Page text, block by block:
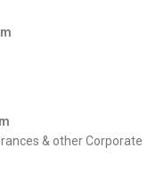
& other Corporate